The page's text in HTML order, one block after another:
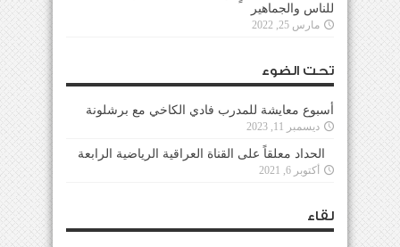
للناس والجماهير
مارس 25, 2022
تحت الضوء
أسبوع معايشة للمدرب فادي الكاخي مع برشلونة
ديسمبر 11, 2023
الحداد معلقاً على القناة العراقية الرياضية الرابعة
أكتوبر 6, 2021
لقاء